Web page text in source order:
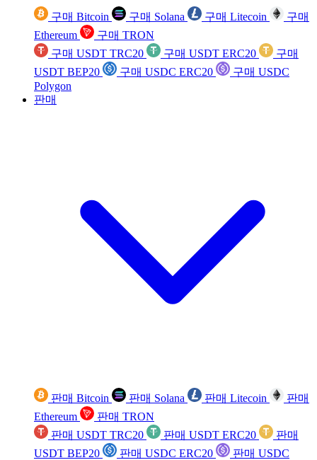
구매 Bitcoin 구매 Solana 구매 Litecoin
구매
Ethereum
구매 TRON
구매 USDT TRC20
구매 USDT ERC20
구매
USDT BEP20
구매 USDC ERC20
구매 USDC
Polygon
판매
판매 Bitcoin 판매 Solana 판매 Litecoin
판매
Ethereum
판매 TRON
판매 USDT TRC20
판매 USDT ERC20
판매
USDT BEP20
판매 USDC ERC20
판매 USDC